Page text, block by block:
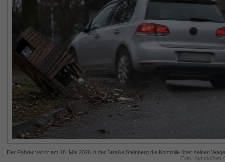
Der Fahrer verlor am 18. Mai 2026 in der Straße Steinberg die Kontrolle über seinen
Foto: Symbolfoto